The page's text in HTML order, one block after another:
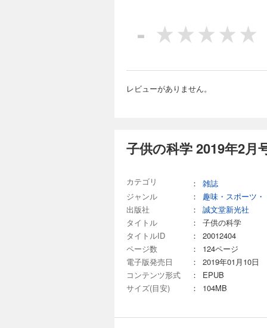
FUN！ すこぶる
頭蓋骨化石
楽しもう！ 電気
ッポとチィのひま
知る!? の巻 たく
グ 第4回 Air Writer
マチック！ 球状星
き残る技術 うん
第1回 「靴下泥棒
ャン コドモノカガ
今月の特集は「錯視
ましょう！ つくり
「植物を絶滅から
回を迎えた「ビーカ
作でしくみがわかる
新技術で飛行船を“
る技術 特別企画『
トFUN！ すこぶる
ば まんが ロジカル
念！「ビーカーくん
でしょうか？その
アサリの模様や色の
支える 地盤と地下
2025 受賞者発表
る 洋上浮体式太陽
どうして？ ビーカ
陸旅行」 たくさん
ング 第2回「自動
555 宇宙はドラマ
ない！生き残る技
AIにやらせよう ヘ
粒のパワー野菜 ニ
走る！ 段ボールカ
子供の科学 2025
734円 (税込)
今月の特集は「太
うなっているのか
介。新連載は小型
録はカーネーションのペー
り取りができません。 目次 まんが にゃんと！CSI 猫科学捜査班 コカトピ！ コカプレ！ [特集]どうして今の姿に
なった？ 太陽系の謎を追え！ [新連載]じぶんだけの探検ウォッチをAIでパワーアップ！ micro:bitでレッツAIプログ
ラミング 第1回 「
海のピンチを知る!?
734円 (税込)
-
レビューがありません。
子供の科学 2019年2月
カテゴリ ：
雑誌
ジャンル
： 趣味・スポーツ・
出版社
：
誠文堂新光社
タイトル
：
子供の科学
タイトルID
：
20012404
ページ数
：
124ページ
電子版発売日
：
2019年01月10日
コンテンツ形式
：
EPUB
サイズ(目安)
： 104MB